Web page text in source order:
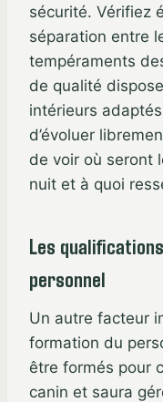
sécurité. Vérifiez
séparation entre
tempéraments
de qualité
intérieurs
d’évoluer
de voir où seront
nuit et à quoi
Les
personnel
Un autre facteur
formation du
être formés pour
canin et saura